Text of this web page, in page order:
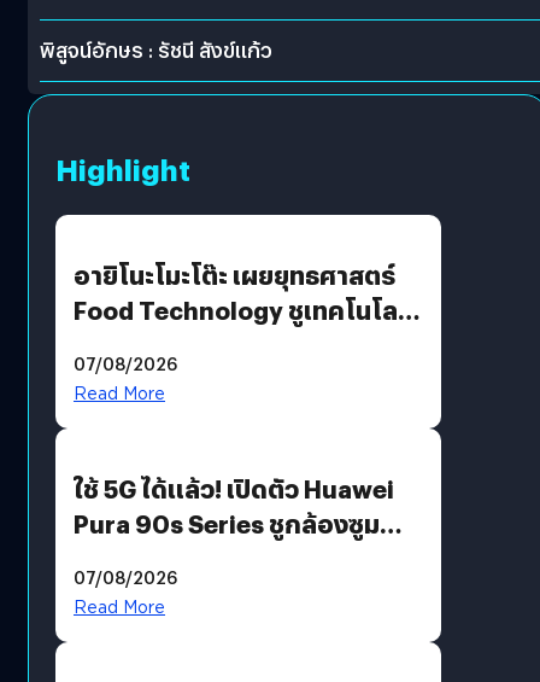
พิสูจน์อักษร : รัชนี สังข์แก้ว
Highlight
อายิโนะโมะโต๊ะ เผยยุทธศาสตร์
Food Technology ชูเทคโนโลยี
บริโภคและ B2B
07/08/2026
Read More
ใช้ 5G ได้แล้ว! เปิดตัว Huawei
Pura 90s Series ชูกล้องซูม
07/08/2026
Read More